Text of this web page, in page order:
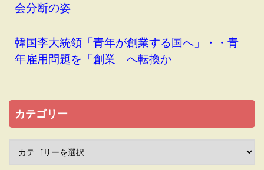
会分断の姿
韓国李大統領「青年が創業する国へ」・・青
年雇用問題を「創業」へ転換か
カテゴリー